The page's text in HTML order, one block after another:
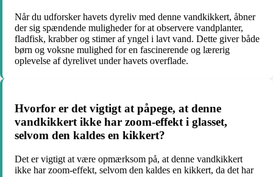
Når du udforsker havets dyreliv med denne vandkikkert, åbner
der sig spændende muligheder for at observere vandplanter,
fladfisk, krabber og stimer af yngel i lavt vand. Dette giver både
børn og voksne mulighed for en fascinerende og lærerig
oplevelse af dyrelivet under havets overflade.
Hvorfor er det vigtigt at påpege, at denne
vandkikkert ikke har zoom-effekt i glasset,
selvom den kaldes en kikkert?
Det er vigtigt at være opmærksom på, at denne vandkikkert
ikke har zoom-effekt, selvom den kaldes en kikkert, da det har